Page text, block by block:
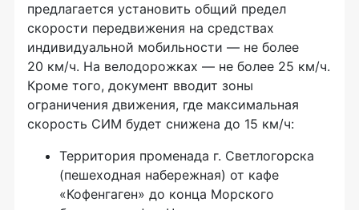
предлагается установить общий предел
скорости передвижения на средствах
индивидуальной мобильности — не более
20 км/ч. На велодорожках — не более 25 км/ч.
Кроме того, документ вводит зоны
ограничения движения, где максимальная
скорость СИМ будет снижена до 15 км/ч:
Территория променада г. Светлогорска
(пешеходная набережная) от кафе
«Кофенгаген» до конца Морского